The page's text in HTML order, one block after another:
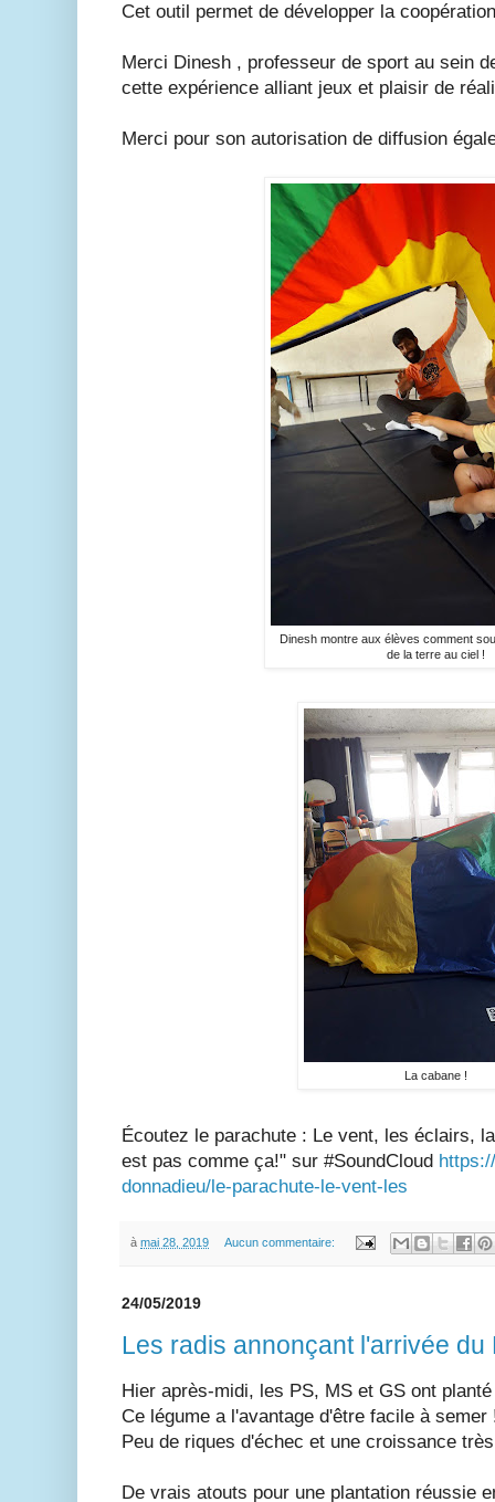
Cet outil permet de développer la
Merci Dinesh , professeur de sport au sein
cette expérience alliant jeux et plaisir de
Merci pour son autorisation de diffusion
Dinesh montre aux élèves comment
de la terre au ciel !
La cabane !
Écoutez le parachute : Le vent, les éclairs,
est pas comme ça!" sur #SoundCloud
donnadieu/le-parachute-le-vent-les
à mai 28, 2019 Aucun commentaire:
24/05/2019
Les radis annonçant l'arrivée du
Hier après-midi, les PS, MS et GS ont
Ce légume a l'avantage d'être facile à semer
Peu de riques d'échec et une croissance
De vrais atouts pour une plantation réussie